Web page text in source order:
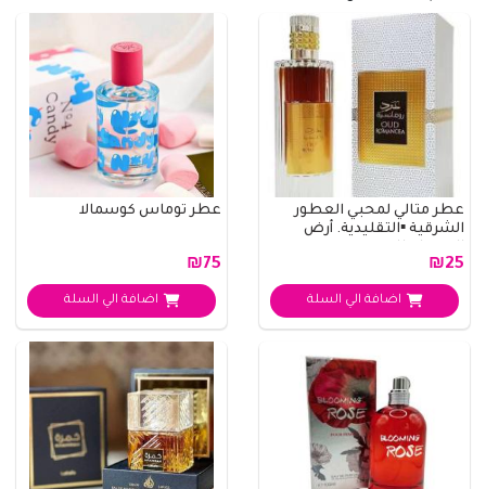
عطر مثالي لمحبي العطور
الشرقية ▪️التقليدية. أرض
₪25
اضافة الي السلة
عطر توماس كوسمالا
₪75
اضافة الي السلة